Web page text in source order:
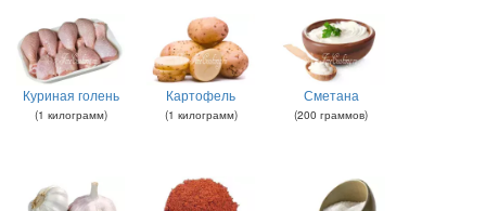
Куриная голень
(1 килограмм)
Картофель
(1 килограмм)
Сметана
(200 граммов)